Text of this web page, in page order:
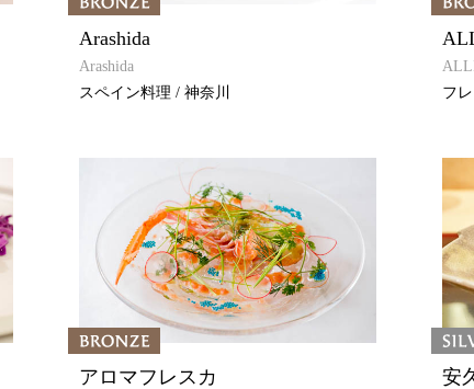
Arashida
Arashida
スペイン料理 / 神奈川
フ
アロマフレスカ 安